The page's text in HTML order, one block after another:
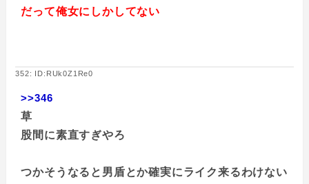
だって俺女にしかしてない
352: ID:RUk0Z1Re0
>>346
草
股間に素直すぎやろ
つかそうなると男盾とか確実にライク来るわけない